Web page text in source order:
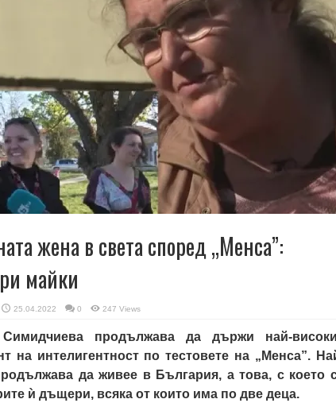
жена в света според „Менса”:
майки
25.04.2022 0 247 Views
Симидчиева продължава да държи най-
на интелигентност по тестовете на „Менса”.
да живее в България, а това, с което
ѝ дъщери, всяка от които има по две деца.